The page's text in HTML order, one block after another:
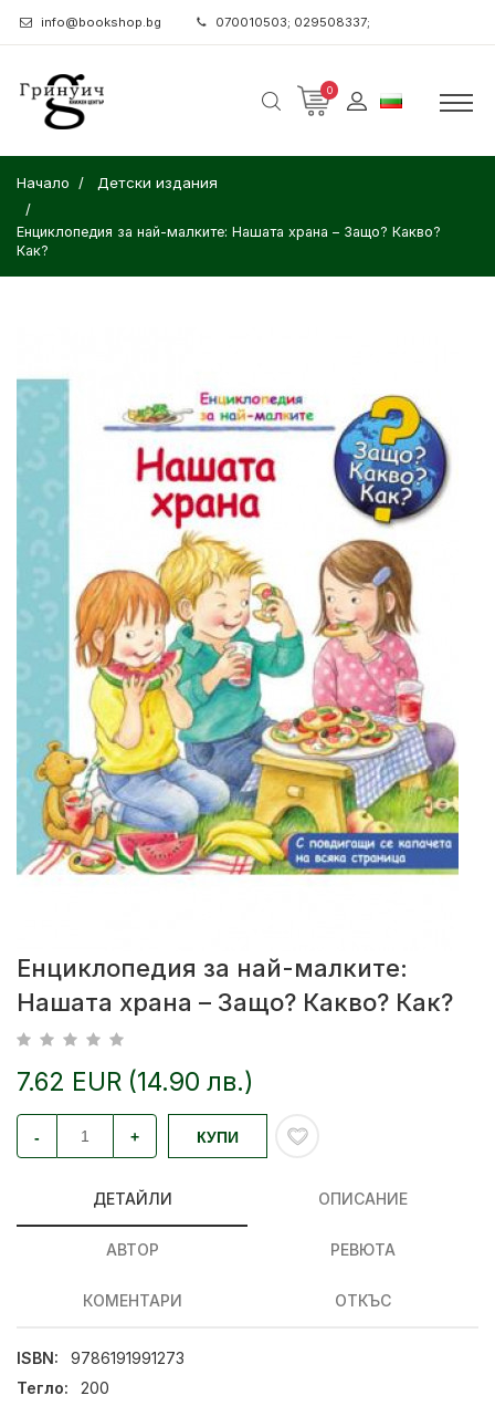
info@bookshop.bg 070010503; 029508337;
0
Начало Детски издания
Енциклопедия за най-малките: Нашата храна – Защо? Какво?
Как?
Енциклопедия за най-малките:
Нашата храна – Защо? Какво? Как?
7.62 EUR (14.90 лв.)
- + КУПИ
ДЕТАЙЛИ ОПИСАНИЕ
АВТОР РЕВЮТА
КОМЕНТАРИ ОТКЪС
ISBN:
9786191991273
Тегло:
200